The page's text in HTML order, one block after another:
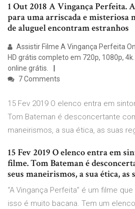
1 Out 2018 A Vingança Perfeita.
para uma arriscada e misteriosa
de aluguel encontram estranhos
Assistir Filme A Vingança Perfeita
HD grátis completo em 720p, 1080p,
online grátis.
7 Comments
15 Fev 2019 O elenco entra em
Tom Bateman é desconcertante
maneirismos, a sua ética, as suas
15 Fev 2019 O elenco entra em
filme. Tom Bateman é
seus maneirismos, a sua ética, as
“A Vingança Perfeita” é um filme
isso é muito bacana. Tem um